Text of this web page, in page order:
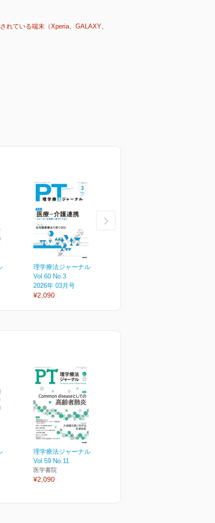
れている端末（Xperia、GALAXY、
理学療法ジャーナル
Vol.60 No.3
2026年 03月号
¥2,090
理学療法ジャーナル
Vol.59 No.11
医学書院
¥2,090